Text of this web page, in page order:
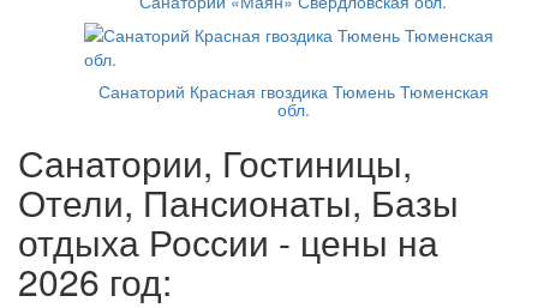
Санаторий Красная гвоздика Тюмень Тюменская
обл.
Санатории, Гостиницы,
Отели, Пансионаты, Базы
отдыха России - цены на
2026 год: